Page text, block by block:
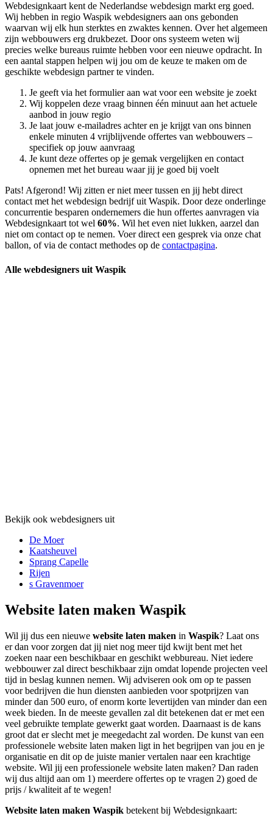
Webdesignkaart kent de Nederlandse webdesign markt erg goed.
Wij hebben in regio Waspik webdesigners aan ons gebonden
waarvan wij elk hun sterktes en zwaktes kennen. Over het algemeen
zijn webbouwers erg drukbezet. Door ons systeem weten wij
precies welke bureaus ruimte hebben voor een nieuwe opdracht. In
een aantal stappen helpen wij jou om de keuze te maken om de
geschikte webdesign partner te vinden.
Je geeft via het formulier aan wat voor een website je zoekt
Wij koppelen deze vraag binnen één minuut aan het actuele
aanbod in jouw regio
Je laat jouw e-mailadres achter en je krijgt van ons binnen
enkele minuten 4 vrijblijvende offertes van webbouwers –
specifiek op jouw aanvraag
Je kunt deze offertes op je gemak vergelijken en contact
opnemen met het bureau waar jij je goed bij voelt
Pats! Afgerond! Wij zitten er niet meer tussen en jij hebt direct
contact met het webdesign bedrijf uit Waspik. Door deze onderlinge
concurrentie besparen ondernemers die hun offertes aanvragen via
Webdesignkaart tot wel 60%. Wil het even niet lukken, aarzel dan
niet om contact op te nemen. Voer direct een gesprek via onze chat
ballon, of via de contact methodes op de contactpagina.
Alle webdesigners uit Waspik
Bekijk ook webdesigners uit
De Moer
Kaatsheuvel
Sprang Capelle
Rijen
s Gravenmoer
Website laten maken Waspik
Wil jij dus een nieuwe website laten maken in Waspik? Laat ons
er dan voor zorgen dat jij niet nog meer tijd kwijt bent met het
zoeken naar een beschikbaar en geschikt webbureau. Niet iedere
webbouwer zal direct beschikbaar zijn omdat lopende projecten veel
tijd in beslag kunnen nemen. Wij adviseren ook om op te passen
voor bedrijven die hun diensten aanbieden voor spotprijzen van
minder dan 500 euro, of enorm korte levertijden van minder dan een
week bieden. In de meeste gevallen zal dit betekenen dat er met een
veel gebruikte template gewerkt gaat worden. Daarnaast is de kans
groot dat er slecht met je meegedacht zal worden. De kunst van een
professionele website laten maken ligt in het begrijpen van jou en je
organisatie en dit op de juiste manier vertalen naar een krachtige
website. Wil jij een professionele website laten maken? Dan raden
wij dus altijd aan om 1) meerdere offertes op te vragen 2) goed de
prijs / kwaliteit af te wegen!
Website laten maken Waspik betekent bij Webdesignkaart: